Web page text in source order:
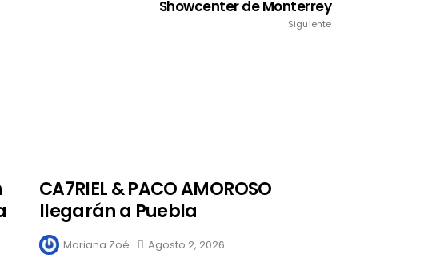
Showcenter de Monterrey
Siguiente
CA7RIEL & PACO AMOROSO
llegarán a Puebla
Mariana Zoé Agosto 2, 2026